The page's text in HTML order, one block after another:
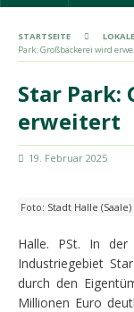
STARTSEITE
Park: Großbäckerei wird
Star Park:
erweitert
19. Februar 2025
Foto: Stadt Halle
Halle. PSt. In der
Industriegebiet
durch den
Millionen Euro